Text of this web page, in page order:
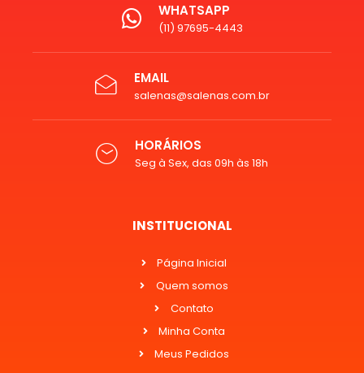
WHATSAPP
(11) 97695-4443
EMAIL
salenas@salenas.com.br
HORÁRIOS
Seg à Sex, das 09h às 18h
INSTITUCIONAL
Página Inicial
Quem somos
Contato
Minha Conta
Meus Pedidos